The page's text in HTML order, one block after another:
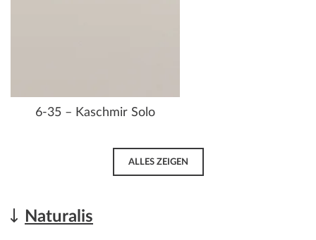
6-35 – Kaschmir Solo
ALLES ZEIGEN
Naturalis